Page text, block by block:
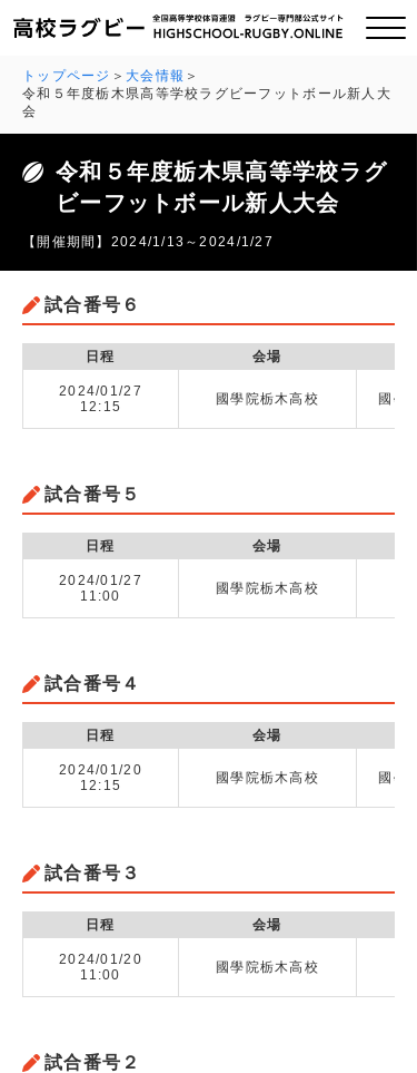
ご挨拶
大会情報
チームグッズ
プライバシーポリシー
関連リンク
お問い合わせ
トップページ
大会情報
令和５年度栃木県高等学校ラグビーフットボール新人大
会
令和５年度栃木県高等学校ラグ
ビーフットボール新人大会
【開催期間】2024/1/13～2024/1/27
試合番号６
日程 会場
2024/01/27
12:15
國學院栃木高校 國學
試合番号５
日程 会場
2024/01/27
11:00
國學院栃木高校
試合番号４
日程 会場
2024/01/20
12:15
國學院栃木高校 國學
試合番号３
日程 会場
2024/01/20
11:00
國學院栃木高校
試合番号２